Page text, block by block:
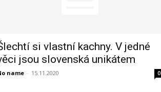
si vlastní kachny. V jedné
jsou slovenská unikátem
name - 15.11.2020 0